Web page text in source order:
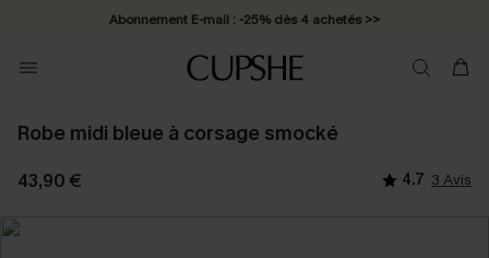
Abonnement E-mail : -25% dès 4 achetés >>
Robe midi bleue à corsage smocké
43,90 € 4.7 3 Avis